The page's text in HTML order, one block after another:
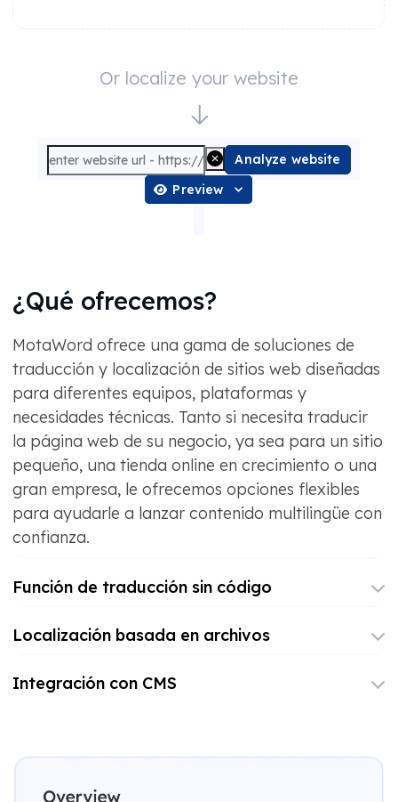
Or localize your website
Analyze website
Preview
¿Qué ofrecemos?
MotaWord ofrece una gama de soluciones de
traducción y localización de sitios web diseñadas
para diferentes equipos, plataformas y
necesidades técnicas. Tanto si necesita traducir
la página web de su negocio, ya sea para un sitio
pequeño, una tienda online en crecimiento o una
gran empresa, le ofrecemos opciones flexibles
para ayudarle a lanzar contenido multilingüe con
confianza.
Función de traducción sin código
Localización basada en archivos
Integración con CMS